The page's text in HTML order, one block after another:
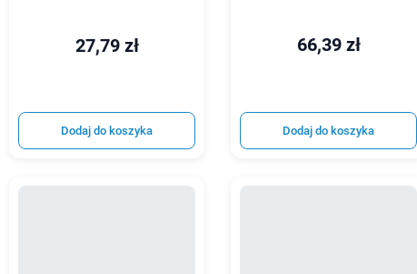
27,79 zł
Dodaj do koszyka
66,39 zł
Dodaj do koszyka